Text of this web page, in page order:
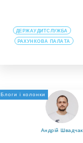
ДЕРЖАУДИТСЛУЖБА
РАХУНКОВА ПАЛАТА
Блоги і колонки
Андрій Швадчак